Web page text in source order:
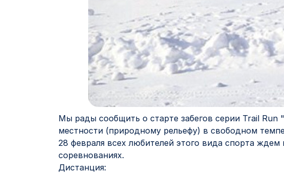
Мы рады сообщить о старте забегов серии Trail Run "
местности (природному рельефу) в свободном
28 февраля всех любителей этого вида спорта
соревнованиях.
Дистанция: